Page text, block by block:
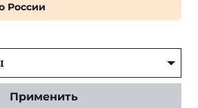
России
Применить